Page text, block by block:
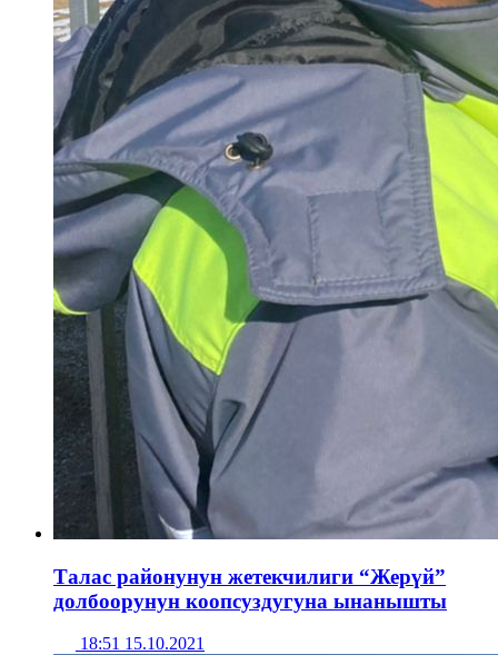
Талас районунун жетекчилиги “Жерүй”
долбоорунун коопсуздугуна ынанышты
18:51 15.10.2021